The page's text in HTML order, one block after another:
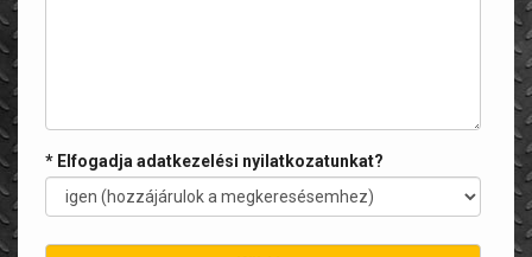
* Elfogadja adatkezelési nyilatkozatunkat?